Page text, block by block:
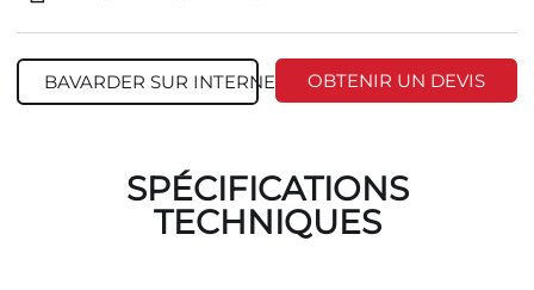
BAVARDER SUR INTERNET OBTENIR UN DEVIS
SPÉCIFICATIONS
TECHNIQUES